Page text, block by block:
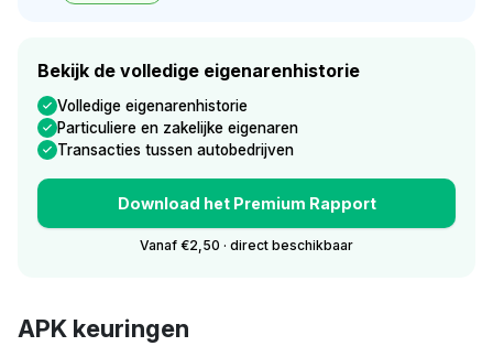
Bekijk de volledige eigenarenhistorie
Volledige eigenarenhistorie
Particuliere en zakelijke eigenaren
Transacties tussen autobedrijven
Download het Premium Rapport
Vanaf €2,50 · direct beschikbaar
APK keuringen